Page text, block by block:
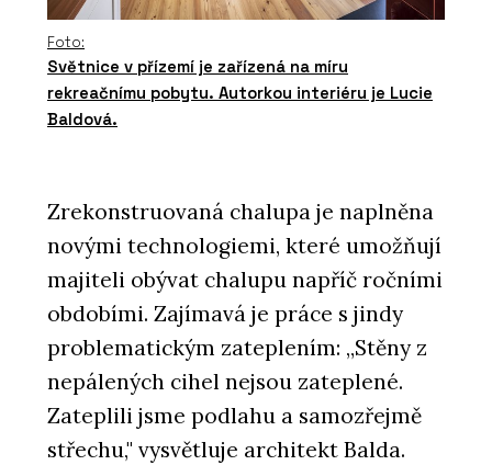
Foto:
Světnice v přízemí je zařízená na míru
rekreačnímu pobytu. Autorkou interiéru je Lucie
Baldová.
Zrekonstruovaná chalupa je naplněna
novými technologiemi, které umožňují
majiteli obývat chalupu napříč ročními
obdobími. Zajímavá je práce s jindy
problematickým zateplením: „Stěny z
nepálených cihel nejsou zateplené.
Zateplili jsme podlahu a samozřejmě
střechu," vysvětluje architekt Balda.